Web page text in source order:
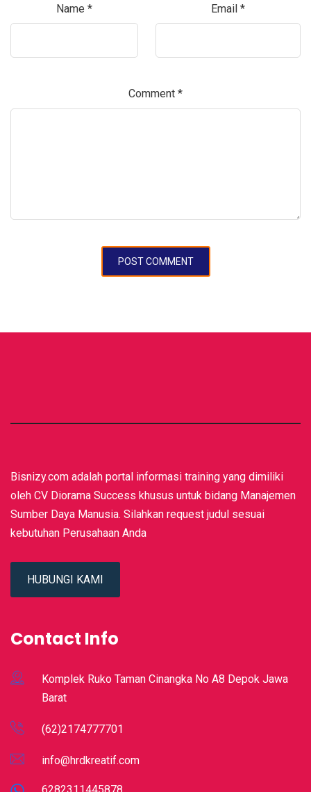
Name * Email *
Comment *
Bisnizy.com adalah portal informasi training yang dimiliki
oleh CV Diorama Success khusus untuk bidang Manajemen
Sumber Daya Manusia. Silahkan request judul sesuai
kebutuhan Perusahaan Anda
HUBUNGI KAMI
Contact Info
Komplek Ruko Taman Cinangka No A8 Depok Jawa
Barat
(62)2174777701
info@hrdkreatif.com